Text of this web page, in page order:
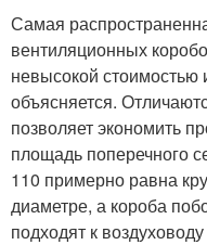
Самая
вентиляционных
невысокой стоимостью
объясняется.
позволяет экономить
площадь поперечного
110 примерно равна
диаметре, а короба
подходят к